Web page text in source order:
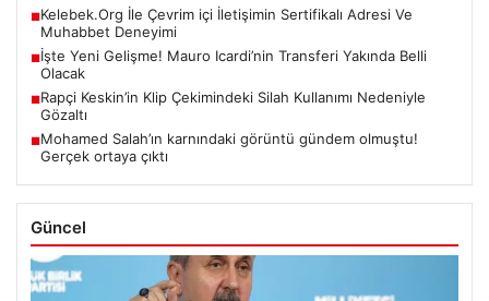
■Kelebek.Org İle Çevrim içi İletişimin Sertifikalı Adresi Ve
Muhabbet Deneyimi
■İşte Yeni Gelişme! Mauro Icardi’nin Transferi Yakında Belli
Olacak
■Rapçi Keskin’in Klip Çekimindeki Silah Kullanımı Nedeniyle
Gözaltı
■Mohamed Salah’ın karnındaki görüntü gündem olmuştu!
Gerçek ortaya çıktı
Güncel